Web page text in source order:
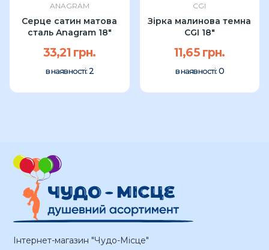
ANAGRAM
Серце сатин матова
сталь Anagram 18"
33,21 грн.
в наявності: 2
CGI
Зірка малинова темна
CGI 18"
11,65 грн.
в наявності: 0
Інтернет-магазин "Чудо-Місце"